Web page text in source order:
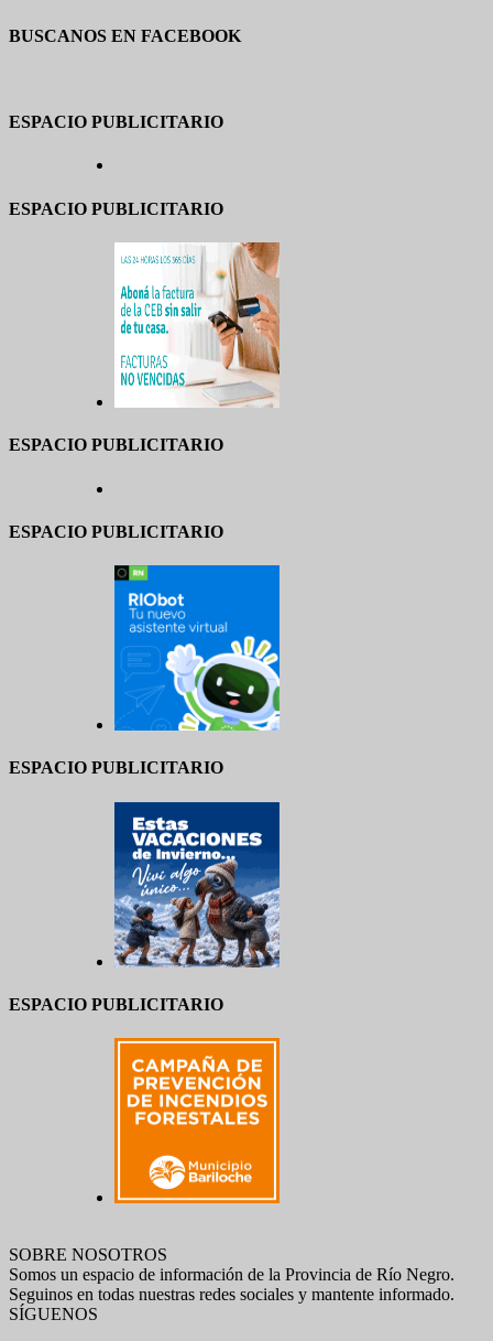
BUSCANOS EN FACEBOOK
ESPACIO PUBLICITARIO
ESPACIO PUBLICITARIO
ESPACIO PUBLICITARIO
ESPACIO PUBLICITARIO
ESPACIO PUBLICITARIO
ESPACIO PUBLICITARIO
SOBRE NOSOTROS
Somos un espacio de información de la Provincia de Río Negro.
Seguinos en todas nuestras redes sociales y mantente informado.
SÍGUENOS